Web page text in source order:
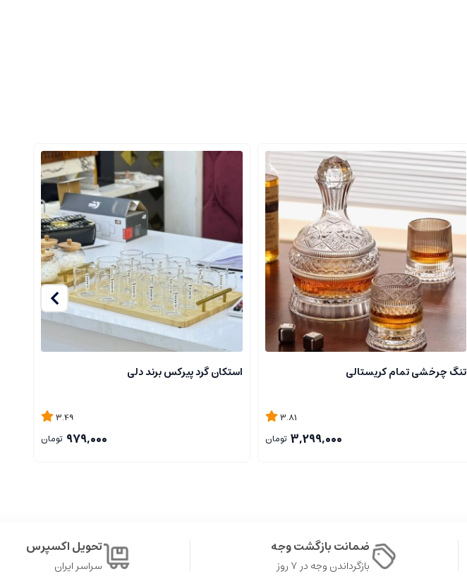
تنگ چرخشی تمام کریستالی
3.81
3,299,000 تومان
استکان گرد پیرکس برند دلی
3.49
979,000 تومان
ضمانت بازگشت وجه
بازگرداندن وجه در ۷ روز
تحویل اکسپرس
سراسر ایران